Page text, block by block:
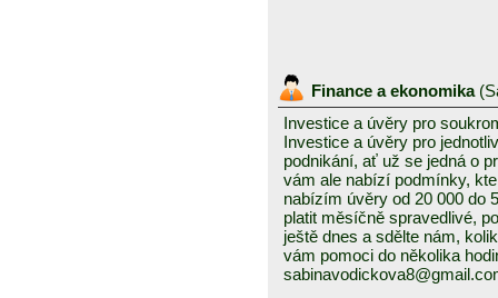
Finance a ekonomika (
Investice a úvěry pro
Investice a úvěry pro
podnikání, ať už se jedná o
vám ale nabízí podmínky,
nabízím úvěry od 20 000 do
platit měsíčně spravedlivé,
ještě dnes a sdělte nám,
vám pomoci do několika